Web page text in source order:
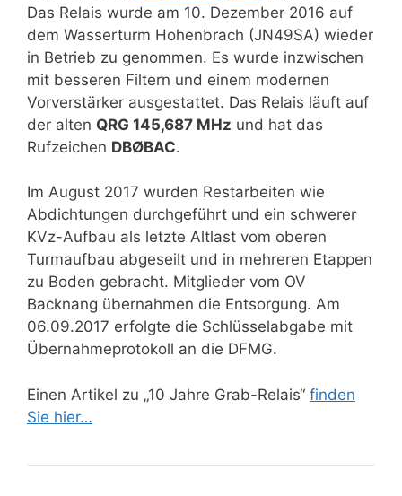
Das Relais wurde am 10. Dezember 2016 auf
dem Wasserturm Hohenbrach (JN49SA) wieder
in Betrieb zu genommen. Es wurde inzwischen
mit besseren Filtern und einem modernen
Vorverstärker ausgestattet. Das Relais läuft auf
der alten QRG 145,687 MHz und hat das
Rufzeichen DBØBAC.
Im August 2017 wurden Restarbeiten wie
Abdichtungen durchgeführt und ein schwerer
KVz-Aufbau als letzte Altlast vom oberen
Turmaufbau abgeseilt und in mehreren Etappen
zu Boden gebracht. Mitglieder vom OV
Backnang übernahmen die Entsorgung. Am
06.09.2017 erfolgte die Schlüsselabgabe mit
Übernahmeprotokoll an die DFMG.
Einen Artikel zu „10 Jahre Grab-Relais“ finden
Sie hier…